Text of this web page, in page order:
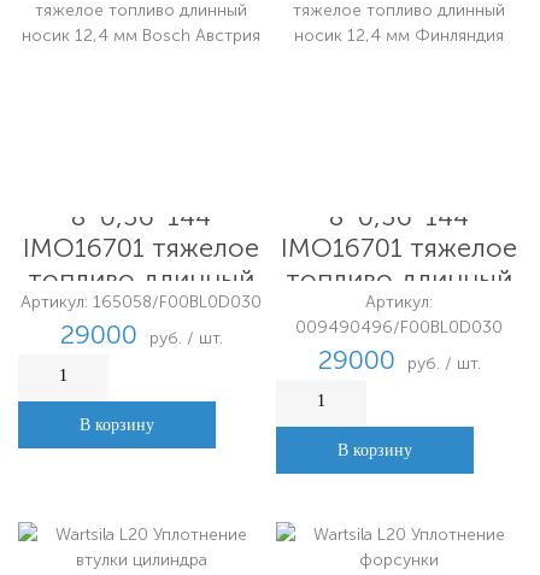
8*0,36*144
IMO16701 тяжелое
топливо длинный
носик 12,4 мм
Bosch Австрия
Артикул: 165058/F00BL0D030
29000 руб. / шт.
В корзину
8*0,36*144
IMO16701 тяжелое
топливо длинный
носик 12,4 мм
Финляндия
Артикул:
009490496/F00BL0D030
29000 руб. / шт.
В корзину